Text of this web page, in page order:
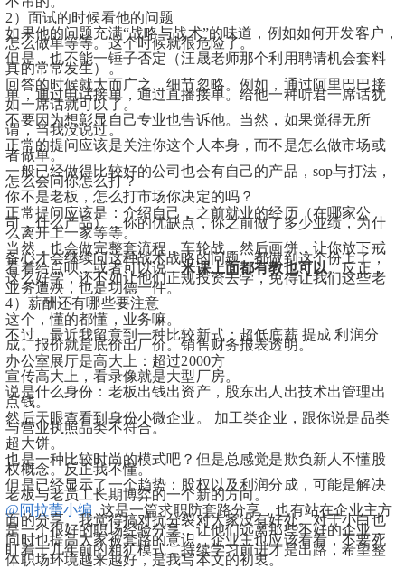
2）面试的时候看他的问题
如果他的问题充满“战略与战术”的味道，例如如何开发客户，
怎么做单等等。这个时候就很危险了。
但是，也不能一锤子否定（汪晟老师那个利用聘请机会套料
真的常常发生）。
回答的时候就大而广之，细节忽略。例如，通过阿里巴巴接
单，通过电话接单，通过直播接单。给他一种听君一席话犹
如一席话就可以了。
不要因为想彰显自己专业也告诉他。当然，如果觉得无所
谓，当我没说过。
正常的提问应该是关注你这个人本身，而不是怎么做市场或
者做单。
一般已经做得比较好的公司也会有自己的产品，sop与打法，
怎么会问你怎么打？
你不是老板，怎么打市场你决定的吗？
正常提问应该是：介绍自己，之前就业的经历（在哪家公
司，什么产品），你的优缺点，你之前做了多少业绩，为什
么离开上一家等等。
当然，也会做完整套流程，车轮战，然后画饼，让你放下戒
备心才会继续问这种战术战略的问题。都做到这个份上了，
看着给点呗，或者可以说，米课上面都有教也可以。反正，
这么好学，还不如让他们正规投资去学，免得让我们这些老
业务遭殃，也是功德一件。
4）薪酬还有哪些要注意
这个，懂的都懂，业务嘛。
不过，最近我留意到一种比较新式：超低底薪 提成 利润分
成。报价就是底价出厂价。销售财务报表透明。
办公室展厅是高大上：超过2000方
宣传高大上，看录像就是大型厂房。
说是什么身份：老板出钱出资产，股东出人出技术出管理出
点钱。
然后天眼查看到身份小微企业。 加工类企业，跟你说是品类
与营业执照品类不符合。
超大饼。
也是一种比较时尚的模式吧？但是总感觉是欺负新人不懂股
权概念。反正我不懂。
但是已经显示了一个趋势：股权以及利润分成，可能是解决
老板与老员工长期博弈的一个新的方向。
@阿拉蕾小编
  这是一篇求职防套路分享，也有站在企业主方
面的分享。我觉得搞对抗分裂对大家没有好处。对于小白也
是一个很好的职场经验分享，让他们远离那些不好的企业，
同时也提高大家被套路的意识。企业主也应该看看，不要死
盯着十几年前的粗犷模式，持续学习前进才是出路，希望整
体职场环境越来越好，是我写本文的初衷。